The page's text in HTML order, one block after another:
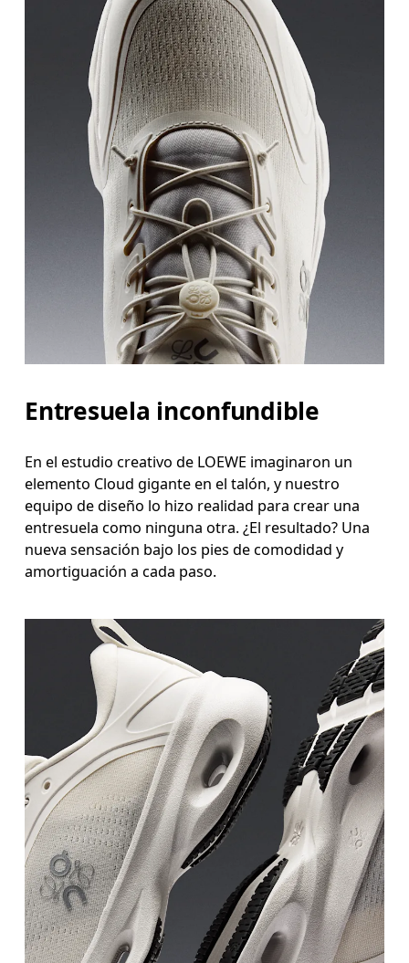
Entresuela inconfundible
En el estudio creativo de LOEWE imaginaron un
elemento Cloud gigante en el talón, y nuestro
equipo de diseño lo hizo realidad para crear una
entresuela como ninguna otra. ¿El resultado? Una
nueva sensación bajo los pies de comodidad y
amortiguación a cada paso.